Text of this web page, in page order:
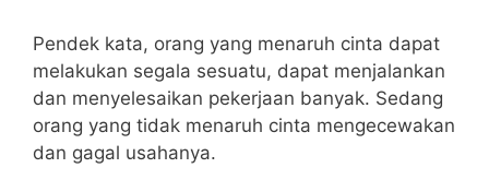
Pendek kata, orang yang menaruh cinta dapat
melakukan segala sesuatu, dapat menjalankan
dan menyelesaikan pekerjaan banyak. Sedang
orang yang tidak menaruh cinta mengecewakan
dan gagal usahanya.